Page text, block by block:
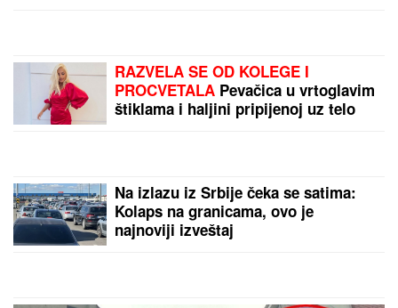
RAZVELA SE OD KOLEGE I
PROCVETALA Pevačica u vrtoglavim
štiklama i haljini pripijenoj uz telo
Na izlazu iz Srbije čeka se satima:
Kolaps na granicama, ovo je
najnoviji izveštaj